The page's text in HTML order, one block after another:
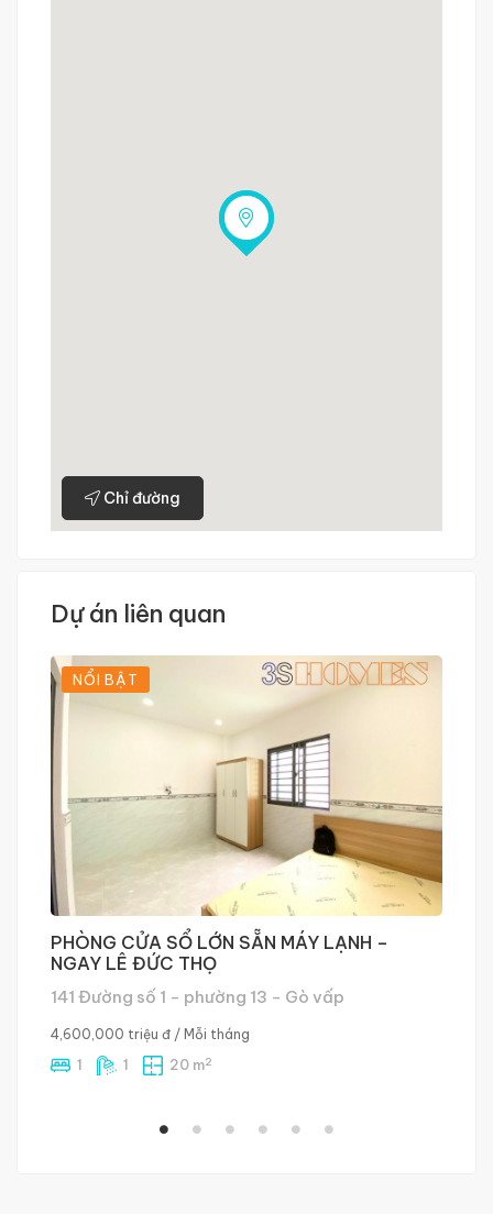
Chỉ đường
Dự án liên quan
NỔI BẬT
PHÒNG CỬA SỔ LỚN SẴN MÁY LẠNH –
NGAY LÊ ĐỨC THỌ
141 Đường số 1 - phường 13 - Gò vấp
4,600,000 triệu đ / Mỗi tháng
1 1 20 m2